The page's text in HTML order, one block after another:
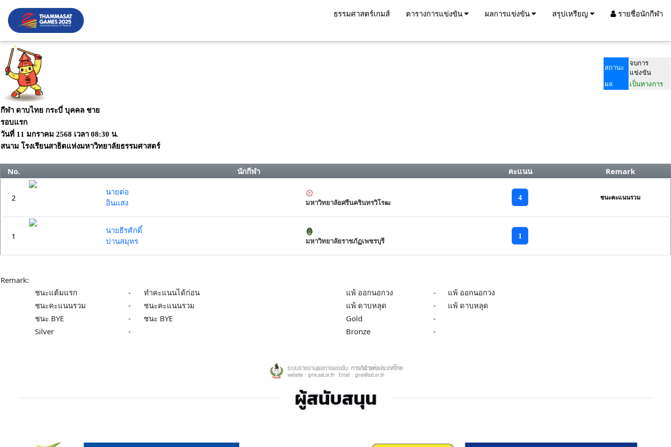
ธรรมศาสตร์เกมส์ ตารางการแข่งขัน ผลการแข่งขัน สรุปเหรียญ รายชื่อนักกีฬา
สถานะ
จบการ
แข่งขัน
ผล
เป็นทางการ
กีฬา ดาบไทย กระบี่ บุคคล ชาย
รอบแรก
วันที่ 11 มกราคม 2568 เวลา 08:30 น.
สนาม โรงเรียนสาธิตแห่งมหาวิทยาลัยธรรมศาสตร์
No. นักกีฬา คะแนน Remark
2
นายต่อ
อินเเสง
มหาวิทยาลัยศรีนครินทรวิโรฒ
4 ชนะคะแนนรวม
1
นายธีรศักดิ์
ปานสมุทร
มหาวิทยาลัยราชภัฏเพชรบุรี
1
Remark:
ชนะแต้มแรก
- ทำคะแนนได้ก่อน แพ้ ออกนอกวง -
แพ้ ออกนอกวง
ชนะคะแนนรวม
- ชนะคะแนนรวม แพ้ ดาบหลุด -
แพ้ ดาบหลุด
ชนะ BYE
- ชนะ BYE Gold
-
Silver
- Bronze -